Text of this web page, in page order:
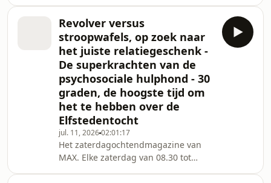
Revolver versus
stroopwafels, op zoek naar
het juiste relatiegeschenk -
De superkrachten van de
psychosociale hulphond - 30
graden, de hoogste tijd om
het te hebben over de
Elfstedentocht
jul. 11, 202602:01:17
Het zaterdagochtendmagazine van
MAX. Elke zaterdag van 08.30 tot